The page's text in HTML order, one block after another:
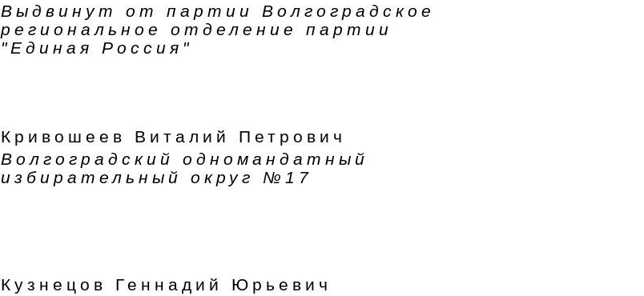
Выдвинут от партии Волгоградское
региональное отделение партии
"Единая Россия"
Кривошеев Виталий Петрович
Волгоградский одномандатный
избирательный округ №17
Кузнецов Геннадий Юрьевич